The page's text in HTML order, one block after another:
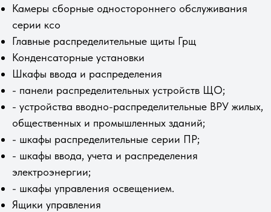
Камеры сборные одностороннего обслуживания
серии ксо
Главные распределительные щиты Грщ
Конденсаторные установки
Шкафы ввода и распределения
- панели распределительных устройств ЩО;
- устройства вводно-распределительные ВРУ жилых,
общественных и промышленных зданий;
- шкафы распределительные серии ПР;
- шкафы ввода, учета и распределения
электроэнергии;
- шкафы управления освещением.
Ящики управления